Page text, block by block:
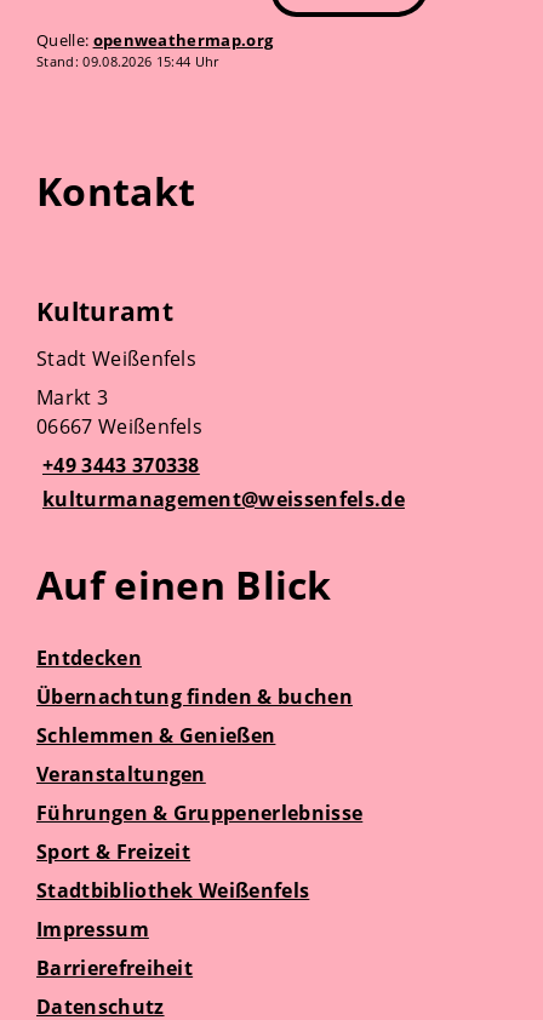
Quelle: openweathermap.org
Stand: 09.08.2026 15:44 Uhr
Kontakt
Kulturamt
Stadt Weißenfels
Markt 3
06667 Weißenfels
+49 3443 370338
kulturmanagement@weissenfels.de
Auf einen Blick
Entdecken
Übernachtung finden & buchen
Schlemmen & Genießen
Veranstaltungen
Führungen & Gruppenerlebnisse
Sport & Freizeit
Stadtbibliothek Weißenfels
Impressum
Barrierefreiheit
Datenschutz